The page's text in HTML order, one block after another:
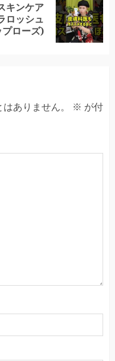
キンケア
ロッシュ
ローズ)
ありません。 ※ が付